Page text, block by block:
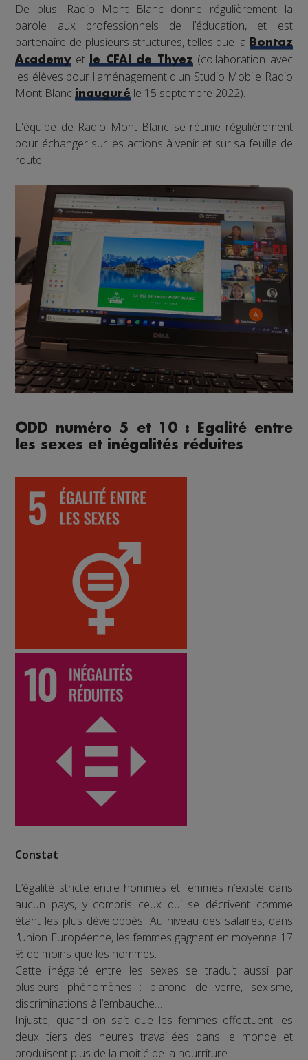
De plus, Radio Mont Blanc donne régulièrement la
parole aux professionnels de l’éducation, et est
partenaire de plusieurs structures, telles que la
Bontaz
Academyet le CFAI de Thyez(collaboration avec
les élèves pour l'aménagement d'un Studio Mobile Radio
Mont Blancinauguré le 15 septembre 2022).
L'équipe de Radio Mont Blanc se réunie régulièrement
pour échanger sur les actions à venir et sur sa feuille de
route.
ODD numéro 5 et 10 : Egalité entre
les sexes et inégalités réduites
Constat
L’égalité stricte entre hommes et femmes n’existe dans
aucun pays, y compris ceux qui se décrivent comme
étant les plus développés. Au niveau des salaires, dans
l’Union Européenne, les femmes gagnent en moyenne 17
% de moins que les hommes.
Cette inégalité entre les sexes se traduit aussi par
plusieurs phénomènes : plafond de verre, sexisme,
discriminations à l’embauche…
Injuste, quand on sait que les femmes effectuent les
deux tiers des heures travaillées dans le monde et
produisent plus de la moitié de la nourriture.